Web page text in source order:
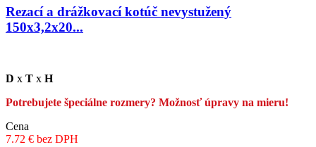
Rezací a drážkovací kotúč nevystužený
150x3,2x20...
D x T x H
Potrebujete špeciálne rozmery? Možnosť úpravy na mieru!
Cena
7.72 € bez DPH